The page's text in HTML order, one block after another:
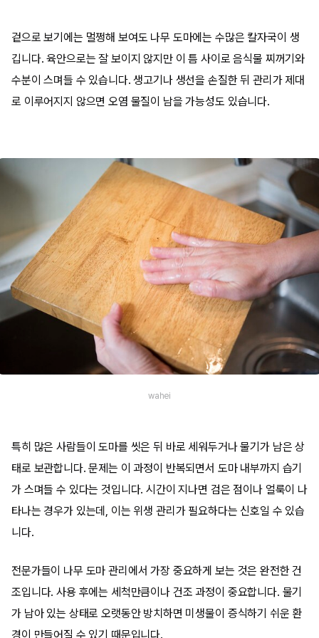
겉으로 보기에는 멀쩡해 보여도 나무 도마에는 수많은 칼자국이 생
깁니다. 육안으로는 잘 보이지 않지만 이 틈 사이로 음식물 찌꺼기와
수분이 스며들 수 있습니다. 생고기나 생선을 손질한 뒤 관리가 제대
로 이루어지지 않으면 오염 물질이 남을 가능성도 있습니다.
wahei
특히 많은 사람들이 도마를 씻은 뒤 바로 세워두거나 물기가 남은 상
태로 보관합니다. 문제는 이 과정이 반복되면서 도마 내부까지 습기
가 스며들 수 있다는 것입니다. 시간이 지나면 검은 점이나 얼룩이 나
타나는 경우가 있는데, 이는 위생 관리가 필요하다는 신호일 수 있습
니다.
전문가들이 나무 도마 관리에서 가장 중요하게 보는 것은 완전한 건
조입니다. 사용 후에는 세척만큼이나 건조 과정이 중요합니다. 물기
가 남아 있는 상태로 오랫동안 방치하면 미생물이 증식하기 쉬운 환
경이 만들어질 수 있기 때문입니다.